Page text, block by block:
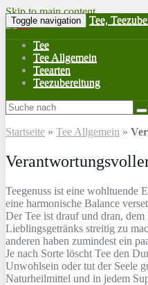
Skip to main content
Toggle navigation Tee,
Tee
Tee Allgemein
Teearten
Teezubereitung
Startseite » Tee Allgemein »
Teegenuss ist eine wohltuende
eine harmonische Balance
Der Tee ist drauf und dran,
Lieblingsgetränks streitig zu
anderen haben zumindest ein
Je nach Sorte löscht Tee den
Unwohlsein oder tut der Seele
Naturheilmittel und in jedem